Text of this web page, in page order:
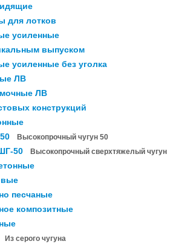
для лотков
усиленные
выпуском
усиленные без уголка
ЛВ
ЛВ
конструкций
Высокопрочный чугун 50
50 Высокопрочный сверхтяжелый чугун
песчаные
композитные
Из серого чугуна